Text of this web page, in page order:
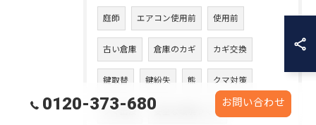
庭師 エアコン使用前 使用前
古い倉庫 倉庫のカギ カギ交換
鍵取替 鍵紛失 熊 クマ対策
クマ出没 安全な環境づくり
0120-373-680 お問い合わせ